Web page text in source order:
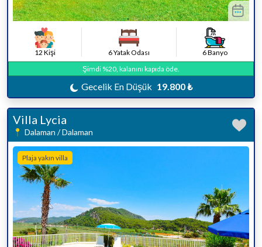
12 Kişi 6 Yatak Odası
6 Banyo
Şimdi %20, kalanını kapıda öde.
Gecelik En Düşük 19.800 ₺
Villa Lycia
Dalaman / Dalaman
Plaja yakın villa